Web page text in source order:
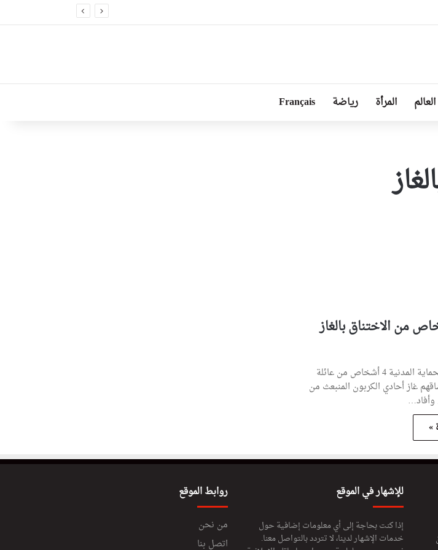
تام في وجهات النظر مع الرئيس تبون
العالم المرأة رياضة Français
04 أشخاص من الاختناق بالغاز
أنقذت مصالح الحماية المدنية 4 أشخاص من عائلة
غاز أحادي الكربون المنبعث من
»
للإشهار في الموقع
إذا كنت بحاجة إلى أي معلومات إضافية حول
خدمات الإشهار لدينا، لا تتردد بالتواصل معنا.
روابط الموقع
من نحن
اتصل بنا